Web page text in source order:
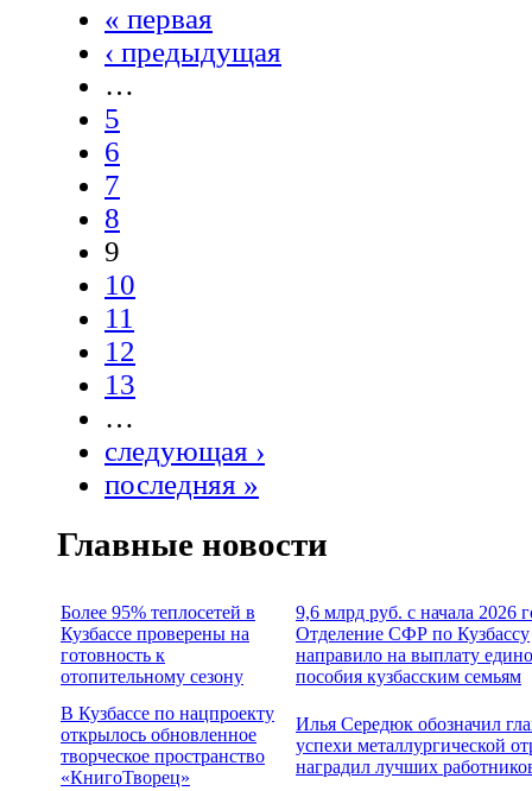
« первая
‹ предыдущая
…
5
6
7
8
9
10
11
12
13
…
следующая ›
последняя »
Главные новости
Более 95% теплосетей в
Кузбассе проверены на
готовность к
отопительному сезону
9,6 млрд руб. с начала 2026
Отделение СФР по Кузбассу
направило на выплату
пособия кузбасским семьям
В Кузбассе по нацпроекту
открылось обновленное
творческое пространство
«КнигоТворец»
Илья Середюк обозначил
успехи металлургической
наградил лучших